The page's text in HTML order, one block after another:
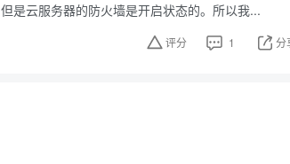
是云服务器的防火墙是开启状态的。所以我...
评分 1 分